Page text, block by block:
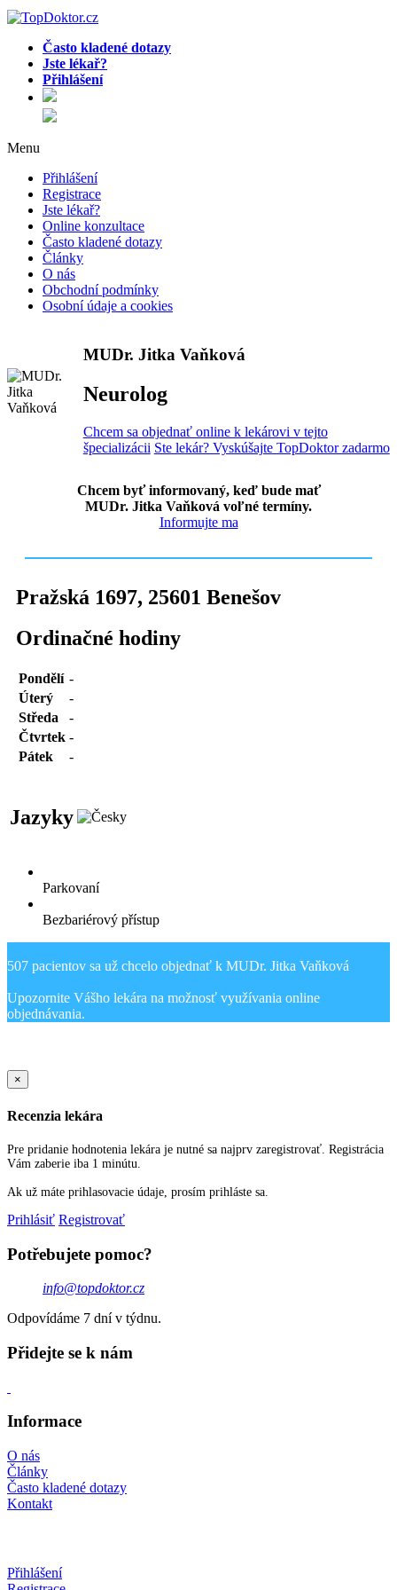
Často kladené dotazy
Jste lékař?
Přihlášení
Menu
Přihlášení
Registrace
Jste lékař?
Online konzultace
Často kladené dotazy
Články
O nás
Obchodní podmínky
Osobní údaje a cookies
MUDr. Jitka Vaňková
Neurolog
Chcem sa objednať online k lekárovi v tejto
špecializácii Ste lekár? Vyskúšajte TopDoktor zadarmo
Chcem byť informovaný, keď bude mať
MUDr. Jitka Vaňková voľné termíny.
Informujte ma
Pražská 1697, 25601 Benešov
Ordinačné hodiny
Pondělí -
Úterý
-
Středa
-
Čtvrtek -
Pátek
-
Jazyky
Parkovaní
Bezbariérový přístup
507 pacientov sa už chcelo objednať k MUDr. Jitka Vaňková
Upozornite Vášho lekára na možnosť využívania online
×
Recenzia lekára
Pre pridanie hodnotenia lekára je nutné sa najprv zaregistrovať. Registrácia
Vám zaberie iba 1 minútu.
Ak už máte prihlasovacie údaje, prosím prihláste sa.
Prihlásiť Registrovať
Potřebujete pomoc?
info@topdoktor.cz
Odpovídáme 7 dní v týdnu.
Přidejte se k nám
Informace
O nás
Články
Často kladené dotazy
Kontakt
Přihlášení